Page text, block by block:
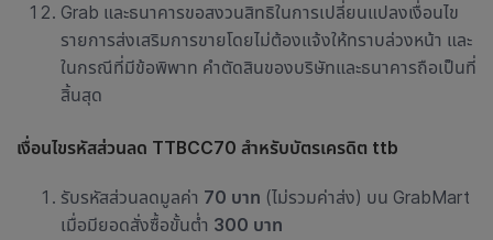
Grab และธนาคารขอสงวนสิทธิในการเปลี่ยนแปลงเงื่อนไข
รายการส่งเสริมการขายโดยไม่ต้องแจ้งให้ทราบล่วงหน้า และ
ในกรณีที่มีข้อพิพาท คำตัดสินของบริษัทและธนาคารถือเป็นที่
สิ้นสุด
เงื่อนไขรหัสส่วนลด TTBCC70 สำหรับบัตรเครดิต ttb
รับรหัสส่วนลดมูลค่า 70 บาท (ไม่รวมค่าส่ง) บน GrabMart
เมื่อมียอดสั่งซื้อขั้นต่ำ 300 บาท